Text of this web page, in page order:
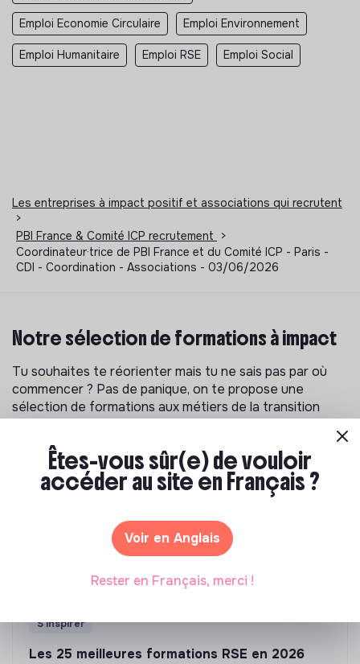
Emploi Economie Circulaire Emploi Environnement
Emploi Humanitaire Emploi RSE Emploi Social
Les entreprises à impact positif et associations qui recrutent
>
PBI France & Comité ICP recrutement
>
Coordinateur·trice de PBI France et du Comité ICP - Paris -
CDI - Coordination - Associations - 03/06/2026
Notre sélection de formations à impact
Tu souhaites te réorienter mais tu ne sais pas par où
commencer ? Pas de panique, on te propose une
sélection de formations aux métiers de la transition
écologique et solidaire !
S'inspirer
Les 25 meilleures formations RSE en 2026
Êtes-vous sûr(e) de vouloir
accéder au site en Français ?
Voir en Anglais
Rester en Français, merci !